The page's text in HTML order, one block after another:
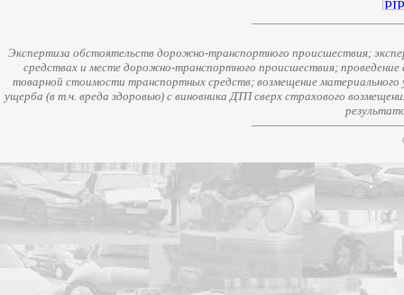
Экспертиза обстоятельств дорожно-транспортного происшествия;
средствах и месте дорожно-транспортного происшествия;
товарной стоимости транспортных средств; возмещение
ущерба (в т.ч. вреда здоровью) с виновника ДТП сверх страхового